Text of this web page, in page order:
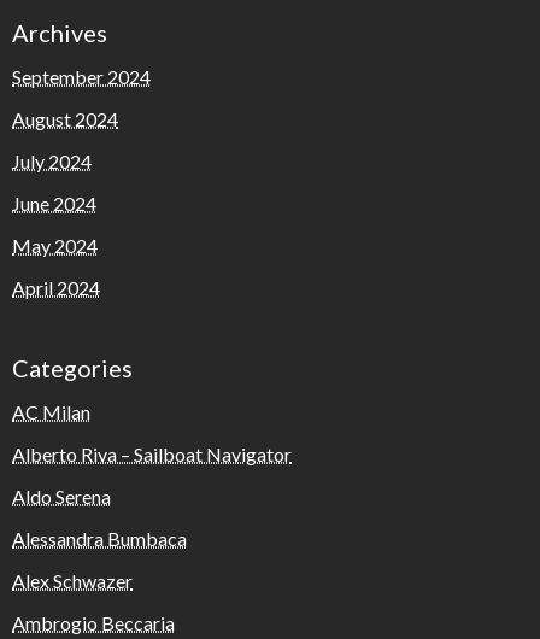
Archives
September 2024
August 2024
July 2024
June 2024
May 2024
April 2024
Categories
AC Milan
Alberto Riva – Sailboat Navigator
Aldo Serena
Alessandra Bumbaca
Alex Schwazer
Ambrogio Beccaria